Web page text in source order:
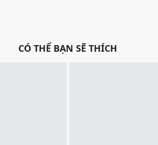
CÓ THỂ BẠN SẼ THÍCH